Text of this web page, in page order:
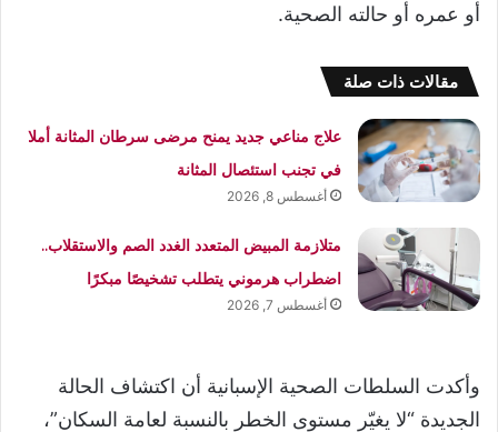
أو عمره أو حالته الصحية.
مقالات ذات صلة
علاج مناعي جديد يمنح مرضى سرطان المثانة أملا
في تجنب استئصال المثانة
أغسطس 8, 2026
متلازمة المبيض المتعدد الغدد الصم والاستقلاب..
اضطراب هرموني يتطلب تشخيصًا مبكرًا
أغسطس 7, 2026
وأكدت السلطات الصحية الإسبانية أن اكتشاف الحالة
الجديدة “لا يغيّر مستوى الخطر بالنسبة لعامة السكان”،